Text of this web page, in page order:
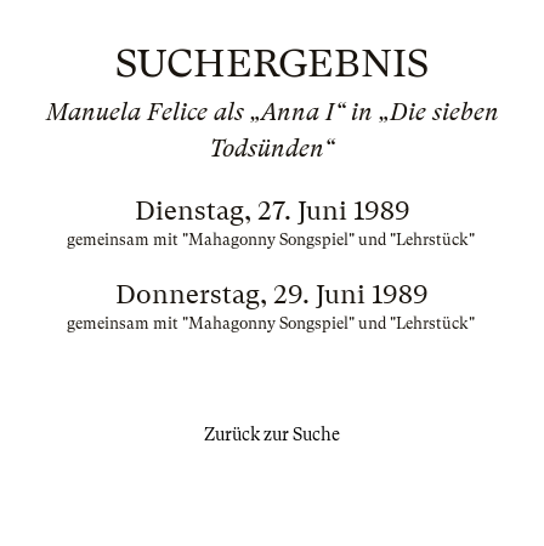
SUCHERGEBNIS
Manuela Felice als „Anna I“ in „Die sieben
Todsünden“
Dienstag, 27. Juni 1989
gemeinsam mit "Mahagonny Songspiel" und "Lehrstück"
Donnerstag, 29. Juni 1989
gemeinsam mit "Mahagonny Songspiel" und "Lehrstück"
Zurück zur Suche